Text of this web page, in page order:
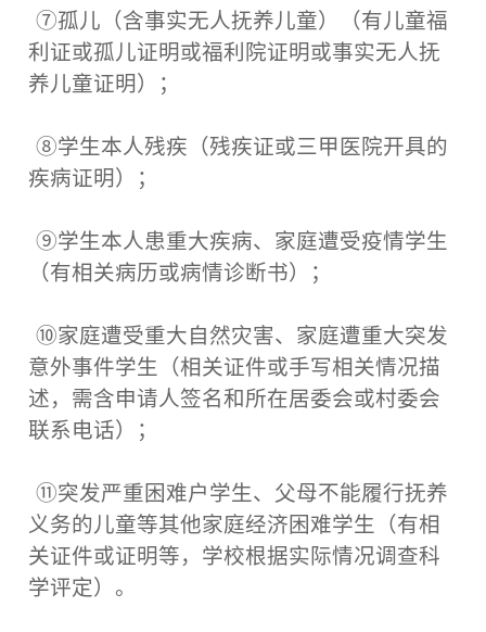
⑦孤儿（含事实无人抚养儿童）（有儿童福
利证或孤儿证明或福利院证明或事实无人抚
养儿童证明）；
⑧学生本人残疾（残疾证或三甲医院开具的
疾病证明）；
⑨学生本人患重大疾病、家庭遭受疫情学生
（有相关病历或病情诊断书）；
⑩家庭遭受重大自然灾害、家庭遭重大突发
意外事件学生（相关证件或手写相关情况描
述，需含申请人签名和所在居委会或村委会
联系电话）；
⑪突发严重困难户学生、父母不能履行抚养
义务的儿童等其他家庭经济困难学生（有相
关证件或证明等，学校根据实际情况调查科
学评定）。